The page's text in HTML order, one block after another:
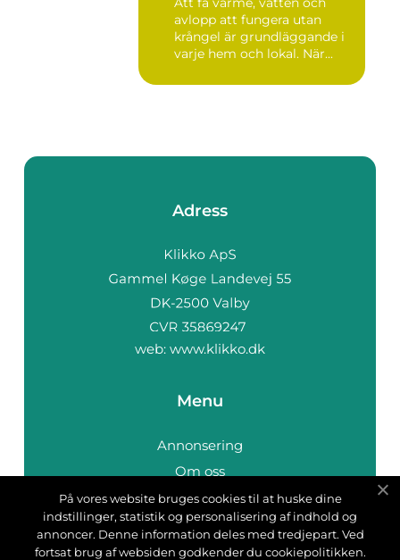
avlopp att fungera utan
krångel är grundläggande i
varje hem och lokal. När...
Adress
web: www.klikko.dk
Menu
Annonsering
Om oss
Cookies
Kontakta oss
Sitemap
På vores website bruges cookies til at huske dine
indstillinger, statistik og personalisering af indhold og
annoncer. Denne information deles med tredjepart. Ved
fortsat brug af websiden godkender du cookiepolitikken.